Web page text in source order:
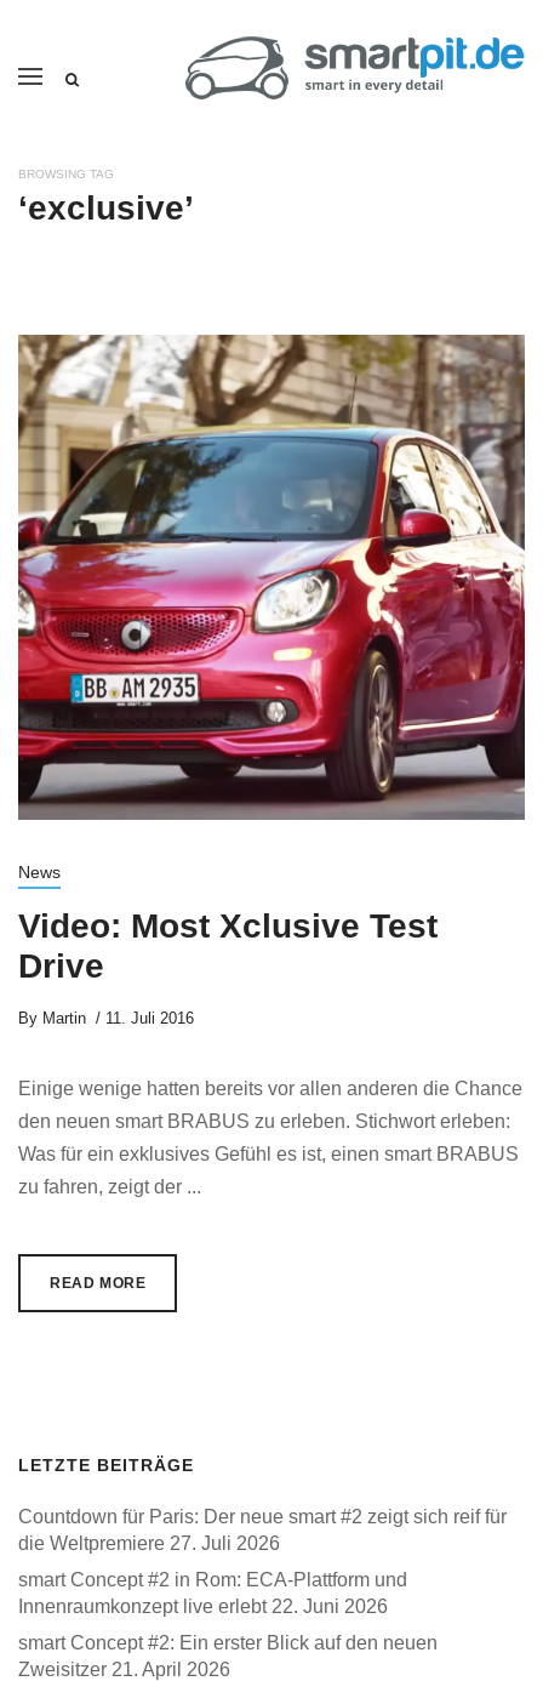
BROWSING TAG
‘exclusive’
News
Video: Most Xclusive Test
Drive
By Martin 11. Juli 2016
Einige wenige hatten bereits vor allen anderen die Chance
den neuen smart BRABUS zu erleben. Stichwort erleben:
Was für ein exklusives Gefühl es ist, einen smart BRABUS
zu fahren, zeigt der ...
READ MORE
LETZTE BEITRÄGE
Countdown für Paris: Der neue smart #2 zeigt sich reif für
die Weltpremiere 27. Juli 2026
smart Concept #2 in Rom: ECA-Plattform und
Innenraumkonzept live erlebt 22. Juni 2026
smart Concept #2: Ein erster Blick auf den neuen
Zweisitzer 21. April 2026